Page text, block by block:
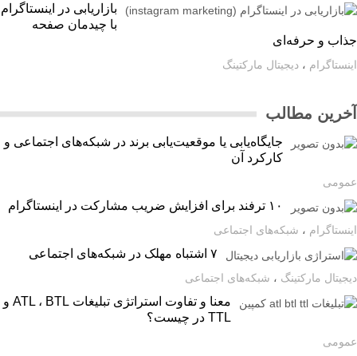
بازاریابی در اینستاگرام
با چیدمان صفحه
و حرفه‌ای
،دیجیتال مارکتینگ
مطالب
جایگاه‌یابی یا موقعیت‌یابی برند در شبکه‌های اجتماعی و
کارکرد آن
۱۰ ترفند برای افزایش ضریب مشارکت در اینستاگرام
،شبکه‌های اجتماعی
مارکتینگ،شبکه‌های اجتماعی
معنا و تفاوت استراتژی تبلیغات ATL ، BTL و
TTL در چیست؟